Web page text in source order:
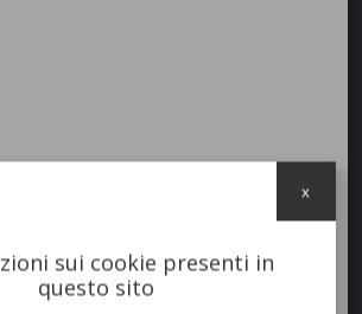
colori bianco, grafite oppure verde petrolio.
Calacattao Ceppo di Grè
posti a sedere. Adatto per utilizzo all'aperto.
sui cookie presenti in
questo sito
x